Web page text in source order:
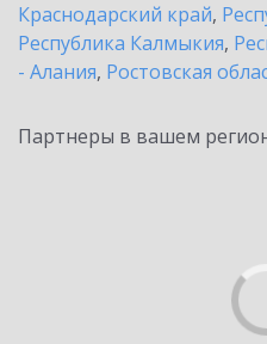
Краснодарский край,
Республика Калмыкия,
- Алания, Ростовская
Партнеры в вашем